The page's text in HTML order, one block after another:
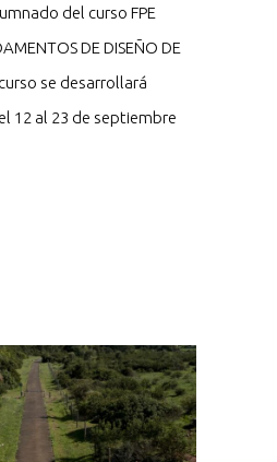
del curso FPE
DE DISEÑO DE
curso se desarrollará
12 al 23 de septiembre